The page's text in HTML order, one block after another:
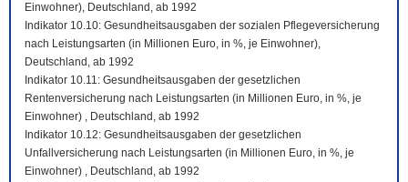
Einwohner), Deutschland, ab 1992
Indikator 10.10: Gesundheitsausgaben der sozialen Pflegeversicherung
nach Leistungsarten (in Millionen Euro, in %, je Einwohner),
Deutschland, ab 1992
Indikator 10.11: Gesundheitsausgaben der gesetzlichen
Rentenversicherung nach Leistungsarten (in Millionen Euro, in %, je
Einwohner) , Deutschland, ab 1992
Indikator 10.12: Gesundheitsausgaben der gesetzlichen
Unfallversicherung nach Leistungsarten (in Millionen Euro, in %, je
Einwohner) , Deutschland, ab 1992